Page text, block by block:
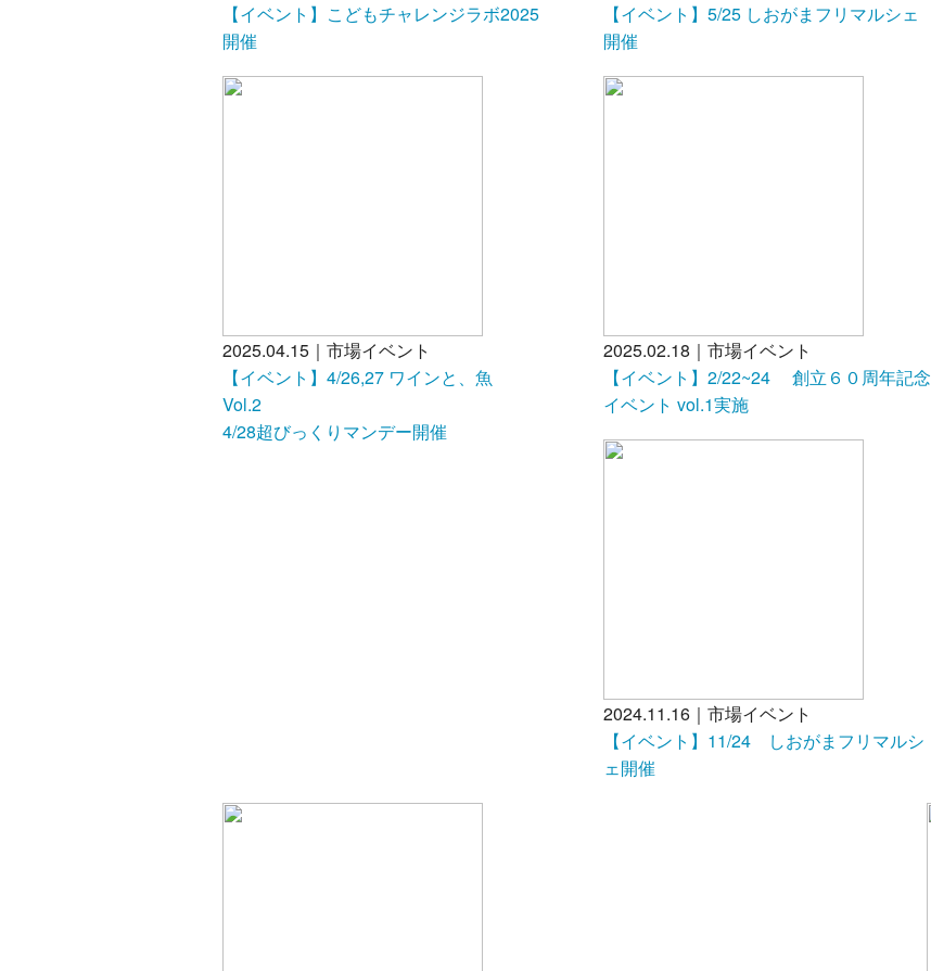
【イベント】こどもチャレンジラボ2025
開催
【イベント】5/25 しおがまフリマルシェ
開催
2025.04.15｜市場イベント
【イベント】4/26,27 ワインと、魚
Vol.2
4/28超びっくりマンデー開催
2025.02.18｜市場イベント
【イベント】2/22~24 創立６０周年記念
イベント vol.1実施
2024.11.16｜市場イベント
【イベント】11/24 しおがまフリマルシ
ェ開催